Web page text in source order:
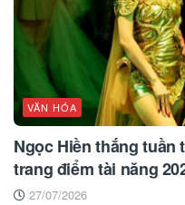
VĂN HÓA
Ngọc Hiền thắng
trang điểm tài năng
27/07/2026